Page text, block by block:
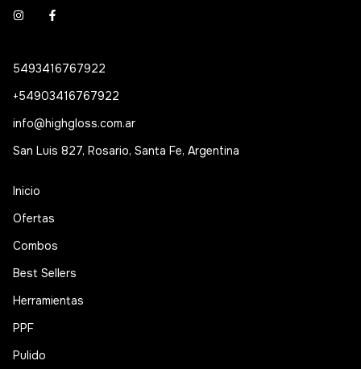
5493416767922
+54903416767922
info@highgloss.com.ar
San Luis 827, Rosario, Santa Fe, Argentina
Inicio
Ofertas
Combos
Best Sellers
Herramientas
PPF
Pulido